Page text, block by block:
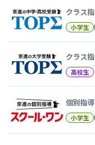
クラス
小学生
クラス
高校生
個別指導
小学生